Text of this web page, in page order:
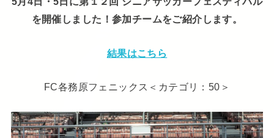
を開催しました！参加チームをご紹介します。
結果はこちら
FC各務原フェニックス＜カテゴリ：50＞